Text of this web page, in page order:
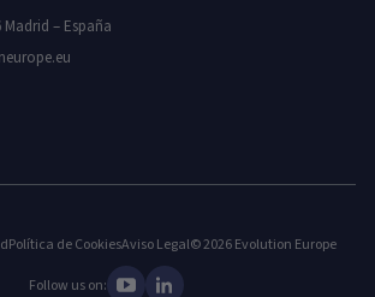
– España
© 2026 Evolution Europe
Política de CookiesAviso Legal
Follow us on: